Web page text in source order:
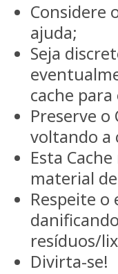
Considere
ajuda;
Seja
cache
Preserve
voltando a
Esta Cache
material
Respeite o
resíduos/
Divirta-se!